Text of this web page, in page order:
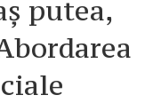
putea,